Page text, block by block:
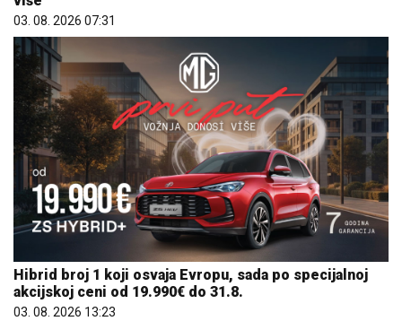
03. 08. 2026 07:31
Hibrid broj 1 koji osvaja Evropu, sada po specijalnoj
akcijskoj ceni od 19.990€ do 31.8.
03. 08. 2026 13:23